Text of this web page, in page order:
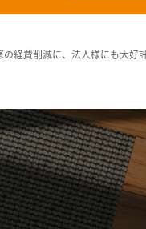
経費削減に、法人様にも大好